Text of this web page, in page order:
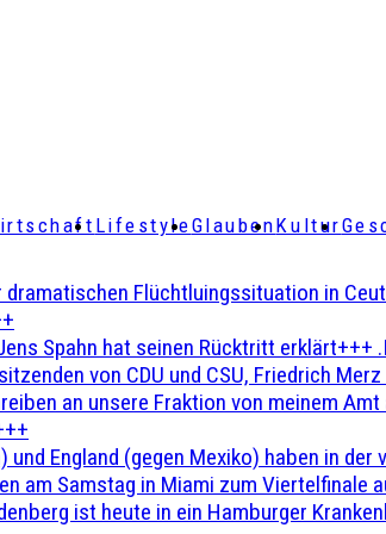
LifestyleGlaubenKultur
dramatischen Flüchtluingssituation in
Spahn hat seinen Rücktritt erklärt+++
von CDU und CSU, Friedrich
an unsere Fraktion von meinem
England (gegen Mexiko) haben in der
am Samstag in Miami zum Viertelfinale
ist heute in ein Hamburger